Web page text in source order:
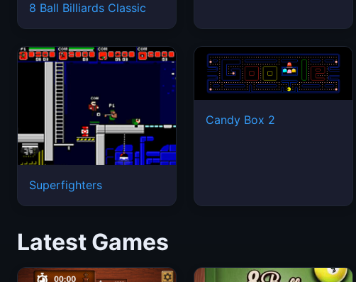
8 Ball Billiards Classic
Superfighters
Candy Box 2
Latest Games